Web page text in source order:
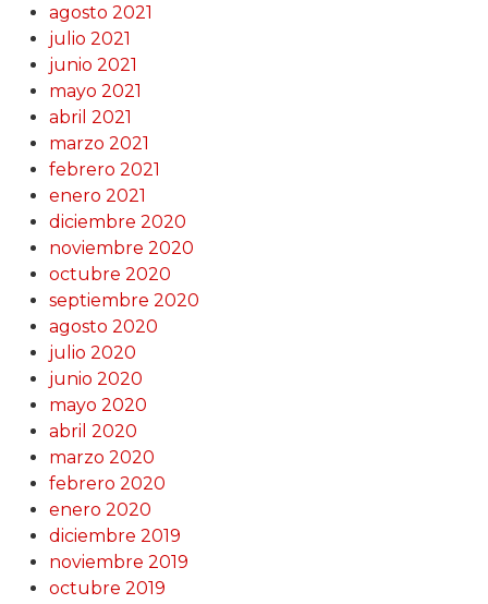
agosto 2021
julio 2021
junio 2021
mayo 2021
abril 2021
marzo 2021
febrero 2021
enero 2021
diciembre 2020
noviembre 2020
octubre 2020
septiembre 2020
agosto 2020
julio 2020
junio 2020
mayo 2020
abril 2020
marzo 2020
febrero 2020
enero 2020
diciembre 2019
noviembre 2019
octubre 2019